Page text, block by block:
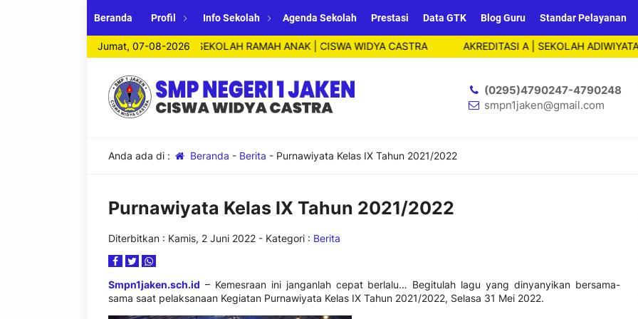
Beranda Profil Info Sekolah Agenda Sekolah Prestasi Data GTK Blog Guru Standar Pelayanan
Jumat, 07-08-2026
ADIWIYATA NASIONAL | SEKOLAH RAMAH ANAK | CISWA WIDYA CASTRA AKREDITASI A | SEKOLAH ADIWIYATA
(0295)4790247-4790248
smpn1jaken@gmail.com
Anda ada di : Beranda - Berita - Purnawiyata Kelas IX Tahun 2021/2022
Purnawiyata Kelas IX Tahun 2021/2022
Diterbitkan : Kamis, 2 Juni 2022 - Kategori : Berita
Smpn1jaken.sch.id – Kemesraan ini janganlah cepat berlalu… Begitulah lagu yang dinyanyikan bersama-
sama saat pelaksanaan Kegiatan Purnawiyata Kelas IX Tahun 2021/2022, Selasa 31 Mei 2022.